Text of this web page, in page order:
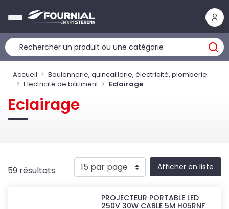
Accueil
Boulonnerie, quincaillerie, électricité, plomberie
Electricité de bâtiment
Eclairage
Eclairage
59 résultats Afficher en liste
PROJECTEUR PORTABLE LED
250V 30W CABLE 5M H05RNF